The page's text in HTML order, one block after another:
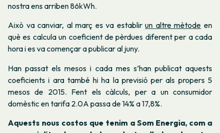
nostra ens arriben 86kWh.
Això va canviar, al març es va establirun altre mètode en
què es calcula un coeficient de pèrdues diferent per a cada
hora i es va començar a publicar al juny.
Han passat els mesos i cada mes s’han publicat aquests
coeficients i ara també hi ha la previsió per als propers 5
mesos de 2015. Fent els càlculs, per a un consumidor
domèstic en tarifa 2.0A passa de 14% a 17,8%.
Aquests nous costos que tenim a Som Energia, com a